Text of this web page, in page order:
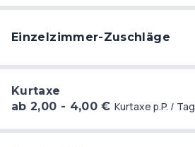
Einzelzimmer-Zuschläge
Kurtaxe
ab 2,00 - 4,00 €Kurtaxe p.P. / Tag